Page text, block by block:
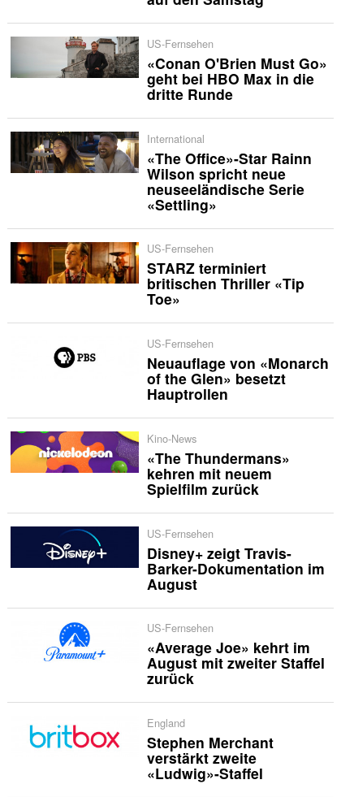
US-Fernsehen
«Conan O'Brien Must Go»
geht bei HBO Max in die
dritte Runde
International
«The Office»-Star Rainn
Wilson spricht neue
neuseeländische Serie
«Settling»
US-Fernsehen
STARZ terminiert
britischen Thriller «Tip
Toe»
US-Fernsehen
Neuauflage von «Monarch
of the Glen» besetzt
Hauptrollen
Kino-News
«The Thundermans»
kehren mit neuem
Spielfilm zurück
US-Fernsehen
Disney+ zeigt Travis-
Barker-Dokumentation im
August
US-Fernsehen
«Average Joe» kehrt im
August mit zweiter Staffel
zurück
England
Stephen Merchant
verstärkt zweite
«Ludwig»-Staffel